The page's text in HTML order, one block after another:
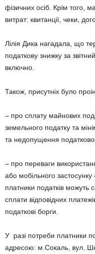
фізичних осіб. Крім того,
витрат: квитанції, чеки,
Лілія Дика нагадала, що
податкову знижку за
включно.
Також, присутніх було
– про сплату майнових
земельного податку та
та недопущення
– про переваги
або мобільного
платники податків можуть
сплати відповідних
податкові борги.
У разі потреби платники
адресою: м.Сокаль,